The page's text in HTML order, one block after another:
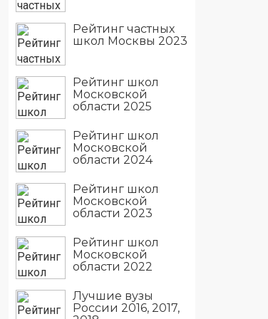
Рейтинг частных
школ Москвы 2023
Рейтинг школ
Московской
области 2025
Рейтинг школ
Московской
области 2024
Рейтинг школ
Московской
области 2023
Рейтинг школ
Московской
области 2022
Лучшие вузы
России 2016, 2017,